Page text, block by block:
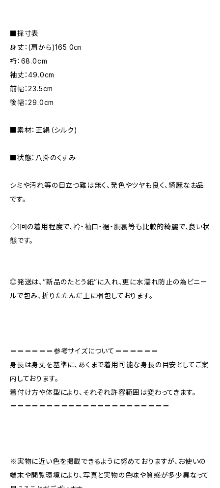
■採寸表
身丈：(肩から)165.0㎝
裄：68.0cm
袖丈：49.0cm
前幅：23.5cm
後幅：29.0cm
■素材：正絹（シルク)
■状態：八掛のくすみ
シミや汚れ等の目立つ難は無く、発色やツヤも良く、綺麗なお品
です。
◇1回の着用程度で、衿・袖口・裾・胴裏等も比較的綺麗で、良い状
態です。
◎発送は、”新品のたとう紙”に入れ、更に水濡れ防止の為ビニー
ルで包み、折りたたんだ上に梱包しております。
＝＝＝＝＝＝参考サイズについて＝＝＝＝＝＝
身長は身丈を基準に、あくまで着用可能な身長の目安としてご案
内しております。
着付け方や体型により、それぞれ許容範囲は変わってきます。
＝＝＝＝＝＝＝＝＝＝＝＝＝＝＝＝＝＝＝＝＝＝
※実物に近い色を掲載できるように努めておりますが、お使いの
端末や閲覧環境により、写真と実物の色味や質感が多少異なって